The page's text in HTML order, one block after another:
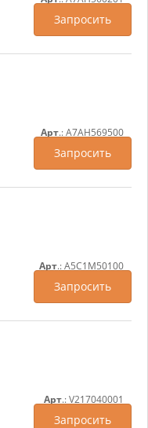
Запросить
Арт.: A7AH569500
Запросить
Арт.: A5C1M50100
Запросить
Арт.: V217040001
Запросить